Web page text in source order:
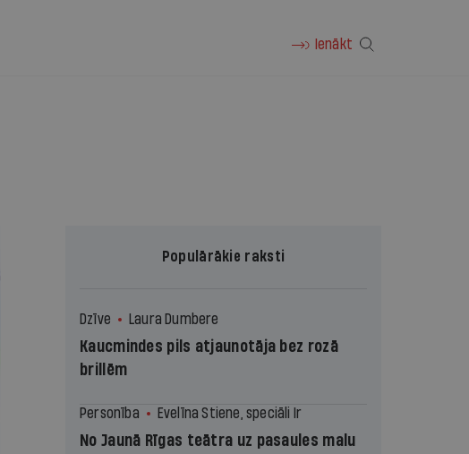
Ienākt
Populārākie raksti
Dzīve Laura Dumbere
Kaucmindes pils atjaunotāja bez rozā
brillēm
Personība Evelīna Stiene, speciāli Ir
No Jaunā Rīgas teātra uz pasaules malu